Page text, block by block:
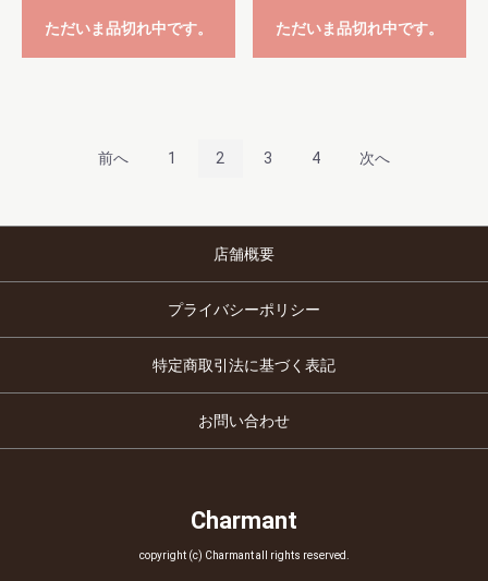
ただいま品切れ中です。 ただいま品切れ中です。
前へ 1 2 3 4 次へ
店舗概要
プライバシーポリシー
特定商取引法に基づく表記
お問い合わせ
Charmant
copyright (c) Charmant all rights reserved.